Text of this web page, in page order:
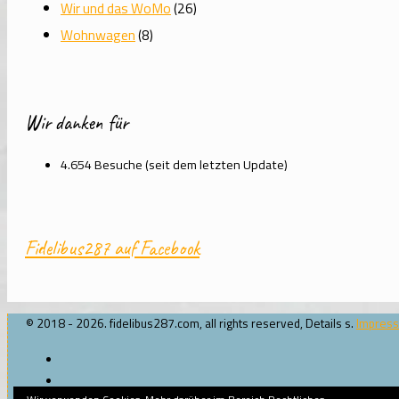
Wir und das WoMo(26)
Wohnwagen(8)
Wir danken für
4.654 Besuche (seit dem letzten Update)
Fidelibus287 auf Facebook
© 2018 - 2026. fidelibus287.com, all rights reserved, Details s.